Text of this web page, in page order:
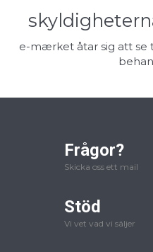
e-mærket åtar sig att se
Frågor?
Skicka oss ett mail
Stöd
Vi vet vad vi säljer